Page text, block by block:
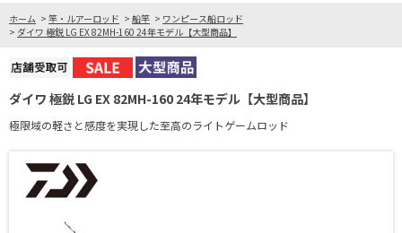
ホーム > 竿・ルアーロッド > 船竿 > ワンピース船ロッド
> ダイワ 極鋭 LG EX 82MH-160 24年モデル【大型商品】
ダイワ 極鋭 LG EX 82MH-160 24年モデル【大型商品】
極限域の軽さと感度を実現した至高のライトゲームロッド